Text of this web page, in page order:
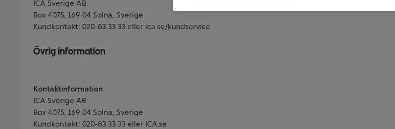
ICA Sverige AB
Box 4075, 169 04 Solna, Sverige
Kundkontakt: 020-83 33 33 eller ica.se/kundservice
Övrig information
Kontaktinformation
ICA Sverige AB
Box 4075, 169 04 Solna, Sverige
Kundkontakt: 020-83 33 33 eller ICA.se